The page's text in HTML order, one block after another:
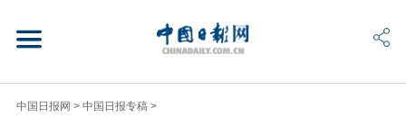
中国日报网 > 中国日报专稿 >